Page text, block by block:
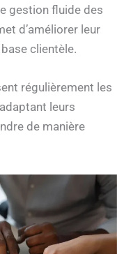
gestion fluide des
d’améliorer leur
clientèle.
régulièrement les
leurs
de manière